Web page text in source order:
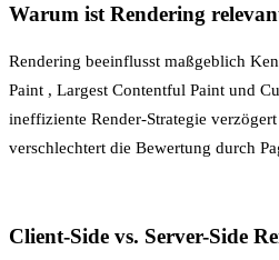
Warum ist Rendering
Rendering beeinflusst maßgeblich
Paint , Largest Contentful Paint und
ineffiziente Render-Strategie
verschlechtert die Bewertung durch
Client-Side vs. Server-Side